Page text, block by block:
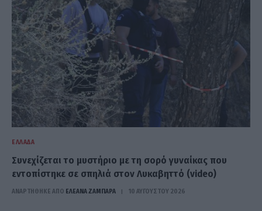
ΕΛΛΆΔΑ
Συνεχίζεται το μυστήριο με τη σορό γυναίκας που
εντοπίστηκε σε σπηλιά στον Λυκαβηττό (video)
ΑΝΑΡΤΗΘΗΚΕ ΑΠΟ ΕΛΕΑΝΑ ΖΑΜΠΑΡΑ 10 ΑΥΓΟΎΣΤΟΥ 2026